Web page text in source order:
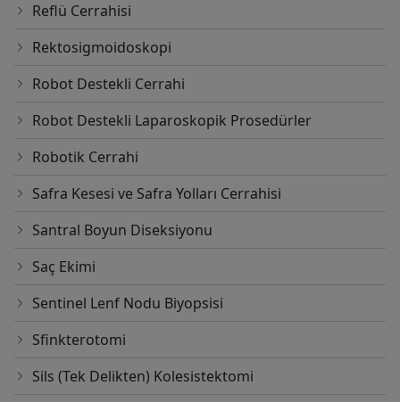
Reflü Cerrahisi
Rektosigmoidoskopi
Robot Destekli Cerrahi
Robot Destekli Laparoskopik Prosedürler
Robotik Cerrahi
Safra Kesesi ve Safra Yolları Cerrahisi
Santral Boyun Diseksiyonu
Saç Ekimi
Sentinel Lenf Nodu Biyopsisi
Sfinkterotomi
Sils (Tek Delikten) Kolesistektomi